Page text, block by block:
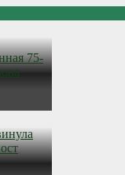
75-